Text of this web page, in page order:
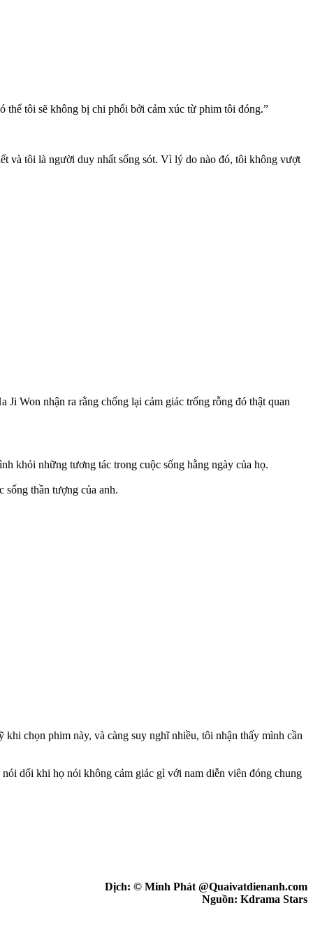
thể tôi sẽ không bị chi phối bởi cảm xúc từ phim tôi đóng.”
và tôi là người duy nhất sống sót. Vì lý do nào đó, tôi không vượt
Won nhận ra rằng chống lại cảm giác trống rỗng đó thật quan
khỏi những tương tác trong cuộc sống hằng ngày của họ.
sống thần tượng của anh.
chọn phim này, và càng suy nghĩ nhiều, tôi nhận thấy mình cần
dối khi họ nói không cảm giác gì với nam diễn viên đóng chung
Dịch: © Minh Phát @Quaivatdienanh.com
Nguồn: Kdrama Stars